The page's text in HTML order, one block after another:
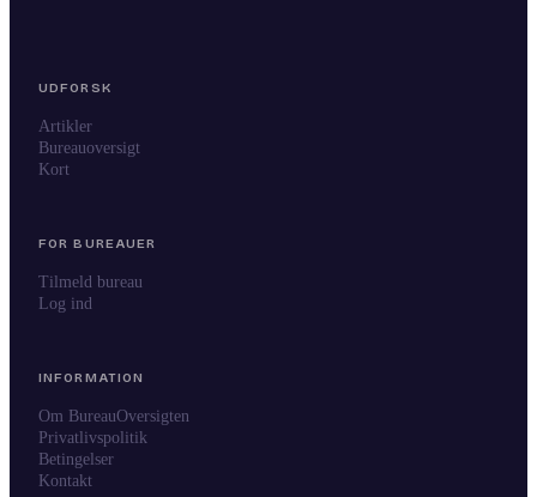
UDFORSK
Artikler
Bureauoversigt
Kort
FOR BUREAUER
Tilmeld bureau
Log ind
INFORMATION
Om BureauOversigten
Privatlivspolitik
Betingelser
Kontakt